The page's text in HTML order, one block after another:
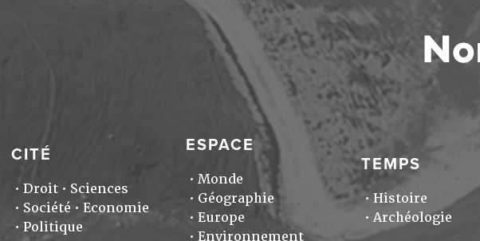
CITÉ
Droit
Sciences
Société
Economie
Politique
ESPACE
Monde
Géographie
Europe
Environnement
TEMPS
Histoire
Archéologie